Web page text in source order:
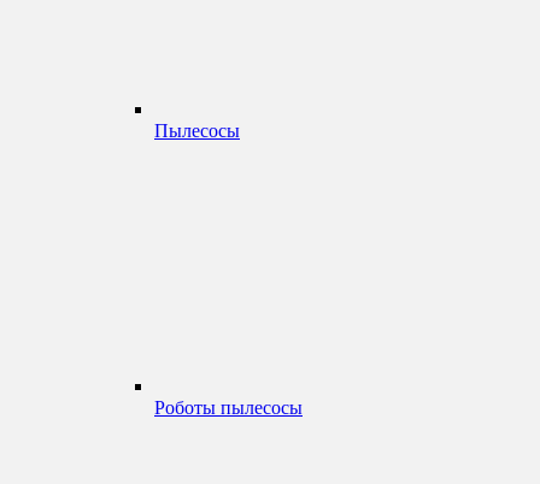
Пылесосы
Роботы пылесосы